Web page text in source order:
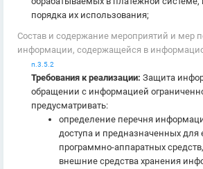
порядка их использования;
Состав и содержание мероприятий и мер
информации, содержащейся в
п.3.5.2
Требования к реализации: Защита
обращении с информацией
предусматривать:
определение перечня
доступа и предназначенных для
программно-аппаратных
внешние средства хранения